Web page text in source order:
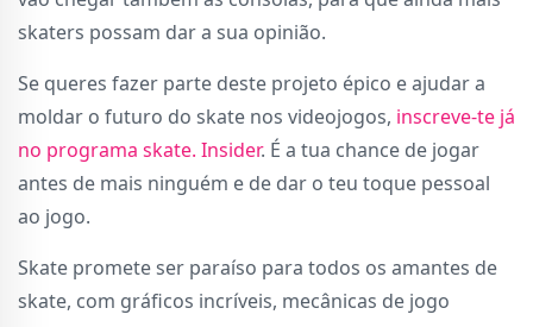
skaters possam dar a sua opinião.
Se queres fazer parte deste projeto épico e ajudar a
moldar o futuro do skate nos videojogos, inscreve-te já
no programa skate. Insider. É a tua chance de jogar
antes de mais ninguém e de dar o teu toque pessoal
ao jogo.
Skate promete ser paraíso para todos os amantes de
skate, com gráficos incríveis, mecânicas de jogo